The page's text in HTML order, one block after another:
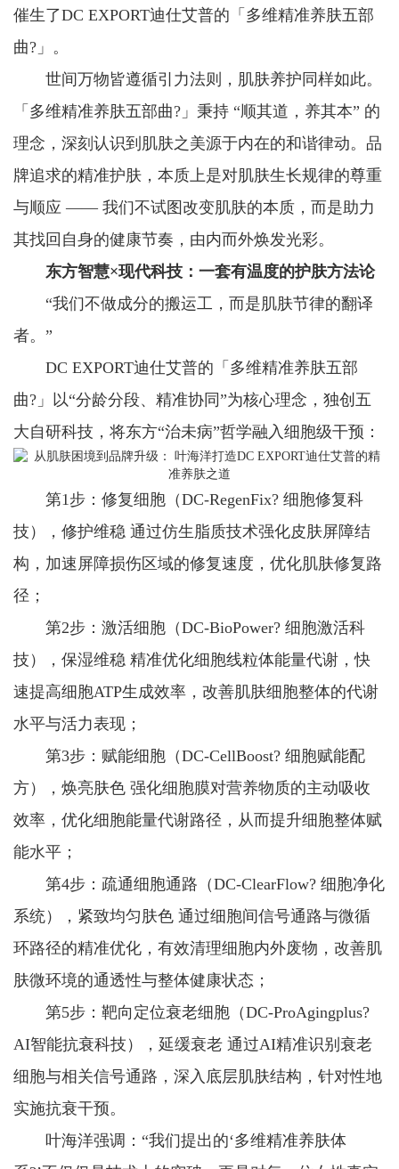
催生了DC EXPORT迪仕艾普的「多维精准养肤五部
曲?」。
世间万物皆遵循引力法则，肌肤养护同样如此。
「多维精准养肤五部曲?」秉持 “顺其道，养其本” 的
理念，深刻认识到肌肤之美源于内在的和谐律动。品
牌追求的精准护肤，本质上是对肌肤生长规律的尊重
与顺应 —— 我们不试图改变肌肤的本质，而是助力
其找回自身的健康节奏，由内而外焕发光彩。
东方智慧×现代科技：一套有温度的护肤方法论
“我们不做成分的搬运工，而是肌肤节律的翻译
者。”
DC EXPORT迪仕艾普的「多维精准养肤五部
曲?」以“分龄分段、精准协同”为核心理念，独创五
大自研科技，将东方“治未病”哲学融入细胞级干预：
第1步：修复细胞（DC-RegenFix? 细胞修复科
技），修护维稳 通过仿生脂质技术强化皮肤屏障结
构，加速屏障损伤区域的修复速度，优化肌肤修复路
径；
第2步：激活细胞（DC-BioPower? 细胞激活科
技），保湿维稳 精准优化细胞线粒体能量代谢，快
速提高细胞ATP生成效率，改善肌肤细胞整体的代谢
水平与活力表现；
第3步：赋能细胞（DC-CellBoost? 细胞赋能配
方），焕亮肤色 强化细胞膜对营养物质的主动吸收
效率，优化细胞能量代谢路径，从而提升细胞整体赋
能水平；
第4步：疏通细胞通路（DC-ClearFlow? 细胞净化
系统），紧致均匀肤色 通过细胞间信号通路与微循
环路径的精准优化，有效清理细胞内外废物，改善肌
肤微环境的通透性与整体健康状态；
第5步：靶向定位衰老细胞（DC-ProAgingplus?
AI智能抗衰科技），延缓衰老 通过AI精准识别衰老
细胞与相关信号通路，深入底层肌肤结构，针对性地
实施抗衰干预。
叶海洋强调：“我们提出的‘多维精准养肤体